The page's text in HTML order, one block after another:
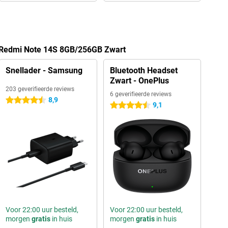
Note 14S 8GB/256GB Zwart
Snellader - Samsung
203 geverifieerde reviews
4.5 sterren 8,9
Voor 22:00 uur besteld,
morgen gratisin huis
Bluetooth Headset
Zwart - OnePlus
6 geverifieerde reviews
4.5 sterren 9,1
Voor 22:00 uur besteld,
morgen gratisin huis